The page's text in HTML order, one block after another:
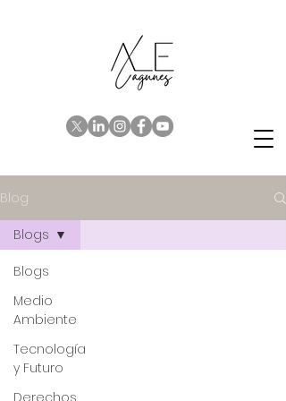
Blog
Blogs
Medio
Ambiente
Tecnología
y Futuro
Derechos
Blogs